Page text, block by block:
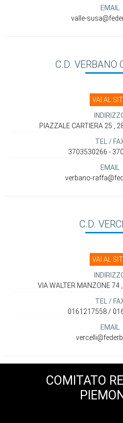
EMAIL
valle-
C.D. VERBANO
VAI AL
PIAZZALE CARTIERA 25 ,
TEL /
3703530266 -
EMAIL
verbano-
C.D.
VAI AL
VIA WALTER MANZONE 74
TEL /
0161217558 /
EMAIL
COMITATO